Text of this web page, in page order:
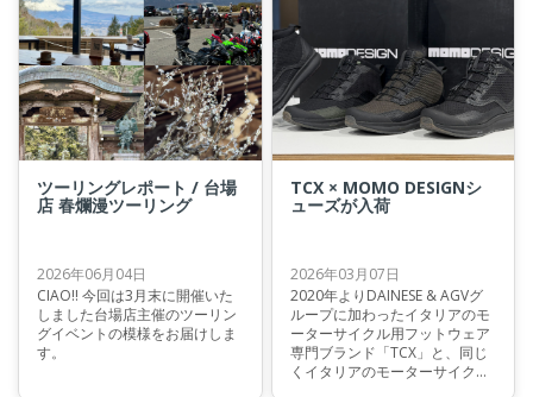
でいてメッシュ素材が身体を包
み込むVINTEDGE AIR TEX
JACKET。都会の景色を軽やかに
駆け抜けるために生まれた、こ
のジャケットの魅力に迫りま
す。
ツーリングレポート / 台場
店 春爛漫ツーリング
2026年06月04日
CIAO!! 今回は3月末に開催いた
しました台場店主催のツーリン
グイベントの模様をお届けしま
す。
TCX × MOMO DESIGNシ
ューズが入荷
2026年03月07日
2020年よりDAINESE & AGVグ
ループに加わったイタリアのモ
ーターサイクル用フットウェア
専門ブランド「TCX」と、同じ
くイタリアのモーターサイクル